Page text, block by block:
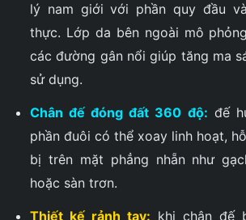
lý nam giới với phần quy đầu
thực. Lớp da bên ngoài mô
các đường gân nổi giúp tăng ma
sử dụng.
Chân đế đóng đất 360 độ: đế
phần đuôi có thể xoay linh hoạt,
bị trên mặt phẳng nhẵn như
hoặc sàn trơn.
Thiết kế rảnh tay: khi chân đế